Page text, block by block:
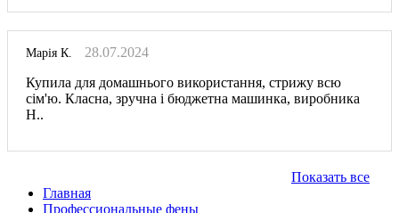
Марія К.
28.07.2024
Купила для домашнього використання, стрижу всю
сім'ю. Класна, зручна і бюджетна машинка, виробника
Н..
Показать все
Главная
Профессиональные фены